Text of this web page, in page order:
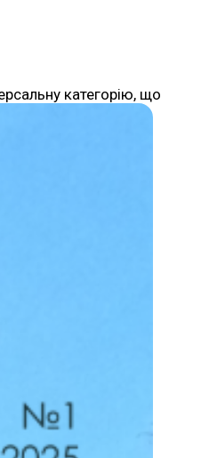
категорію, що